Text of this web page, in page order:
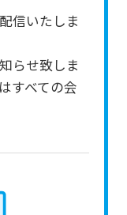
信いたしま
らせ致しま
すべての会